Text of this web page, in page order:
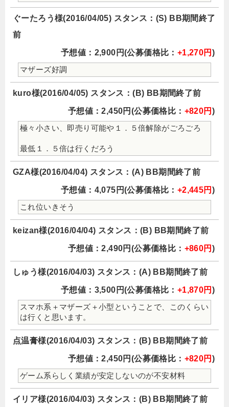
ぐーたろう様(2016/04/05) スタンス：(S) BB期間終了
前
予想値：2,900円(公募価格比： +1,270円 )
マザーズ好調
kuro様(2016/04/05) スタンス：(B) BB期間終了前
予想値：2,450円(公募価格比： +820円 )
極々小さい、即売り可能や１．５倍解除がごろごろ
最低１．５倍は行くだろう
GZA様(2016/04/04) スタンス：(A) BB期間終了前
予想値：4,075円(公募価格比： +2,445円 )
これ位いきそう
keizan様(2016/04/04) スタンス：(B) BB期間終了前
予想値：2,490円(公募価格比： +860円 )
しゅう様(2016/04/03) スタンス：(A) BB期間終了前
予想値：3,500円(公募価格比： +1,870円 )
スマホ系＋マザーズ＋小型ということで、このくらい
は行くと思います。
点温膏様(2016/04/03) スタンス：(B) BB期間終了前
予想値：2,450円(公募価格比： +820円 )
ゲーム系らしく業績が安定しないのが不安材料
イリア様(2016/04/03) スタンス：(B) BB期間終了前